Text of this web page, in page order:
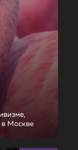
в Москве